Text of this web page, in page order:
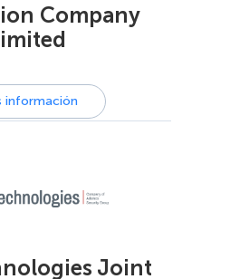
Company
información
Joint